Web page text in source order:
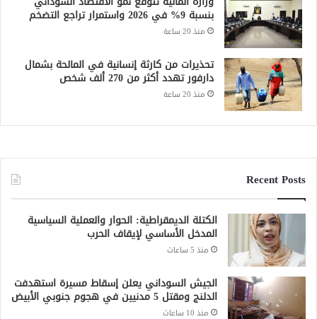
بنسبة 9% في 2026 واستمرار تراجع التضخم
منذ 20 ساعة
تحذيرات من كارثة إنسانية في المالحة بشمال
دارفور تهدد أكثر من 270 ألف شخص
منذ 20 ساعة
Recent Posts
الكتلة الديمقراطية: الحوار والعملية السياسية
المدخل الأساسي لإيقاف الحرب
منذ 5 ساعات
الجيش السوداني يعلن إسقاط مسيرة استهدفت
الدلنج ومقتل 5 مدنيين في هجوم جنوبي الأبيض
منذ 10 ساعات